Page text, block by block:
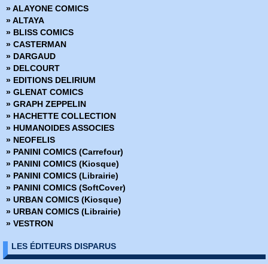
› Star Wars - 24
› Star Wars - 25
› Star Wars - 26
› Star Wars - 27
› Star Wars - 28
› Star Wars - 29
› Star Wars - 30
› Star Wars - 31
› Star Wars - 32
› Star Wars - 33
› Star Wars - 34
› Star Wars - 35
› Star Wars - 36
› Star Wars - 37
› Star Wars - 38
› Star Wars - 39
› Star Wars - 40
› Star Wars - 41
› Star Wars - 42
› Star Wars - 44
» ALAYONE COMICS
» ALTAYA
» BLISS COMICS
» CASTERMAN
» DARGAUD
» DELCOURT
» EDITIONS DELIRIUM
» GLENAT COMICS
» GRAPH ZEPPELIN
» HACHETTE COLLECTION
» HUMANOIDES ASSOCIES
» NEOFELIS
» PANINI COMICS (Carrefour)
» PANINI COMICS (Kiosque)
» PANINI COMICS (Librairie)
» PANINI COMICS (SoftCover)
» URBAN COMICS (Kiosque)
» URBAN COMICS (Librairie)
» VESTRON
LES ÉDITEURS DISPARUS